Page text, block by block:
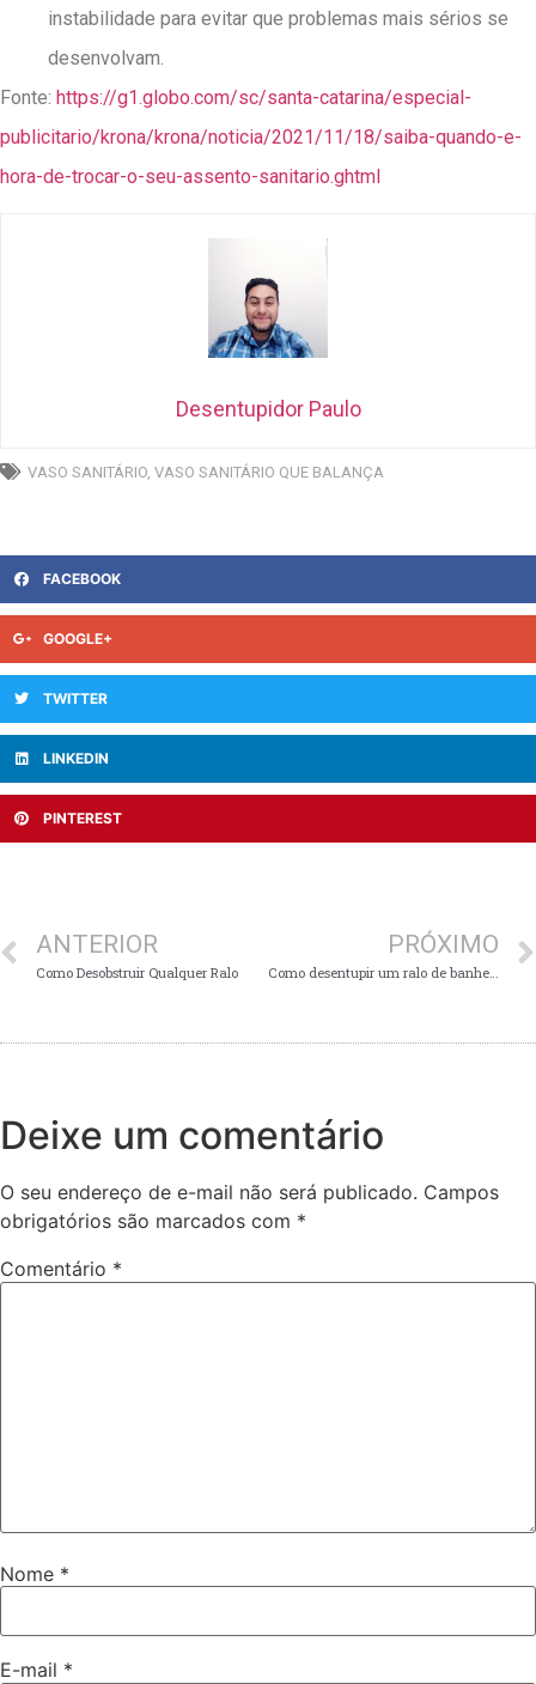
instabilidade para evitar que problemas mais sérios se
desenvolvam.
Fonte: https://g1.globo.com/sc/santa-catarina/especial-
publicitario/krona/krona/noticia/2021/11/18/saiba-quando-e-
hora-de-trocar-o-seu-assento-sanitario.ghtml
Desentupidor Paulo
VASO SANITÁRIO, VASO SANITÁRIO QUE BALANÇA
FACEBOOK
GOOGLE+
TWITTER
LINKEDIN
PINTEREST
ANTERIOR
Como Desobstruir Qualquer Ralo
PRÓXIMO
Como desentupir um ralo de banheira
Deixe um comentário
O seu endereço de e-mail não será publicado. Campos
obrigatórios são marcados com *
Comentário *
Nome *
E-mail *